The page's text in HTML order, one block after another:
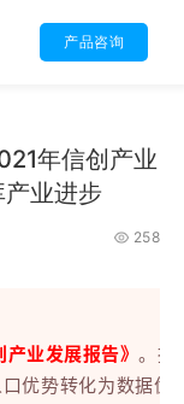
产品咨询
年信创产业
业进步
258
产业发展报告》。报
优势转化为数据